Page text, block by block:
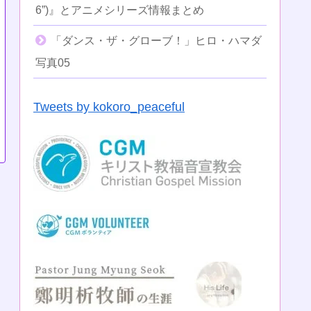
6”)』とアニメシリーズ情報まとめ
「ダンス・ザ・グローブ！」ヒロ・ハマダ
写真05
Tweets by kokoro_peaceful